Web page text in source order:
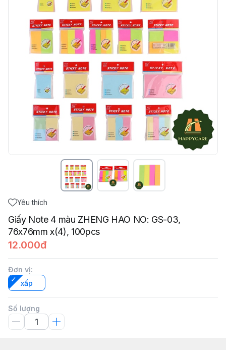
Yêu thích
Giấy Note 4 màu ZHENG HAO NO: GS-03,
76x76mm x(4), 100pcs
12.000đ
Đơn vị:
xấp
Số lượng